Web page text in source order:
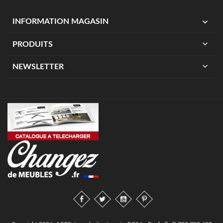
INFORMATION MAGASIN expand_more
PRODUITS expand_more
NEWSLETTER expand_more